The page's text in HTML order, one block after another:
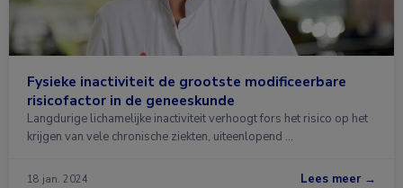
Fysieke inactiviteit de grootste modificeerbare
risicofactor in de geneeskunde
Langdurige lichamelijke inactiviteit verhoogt fors het risico op het
krijgen van vele chronische ziekten, uiteenlopend …
18 jan. 2024 Lees meer →